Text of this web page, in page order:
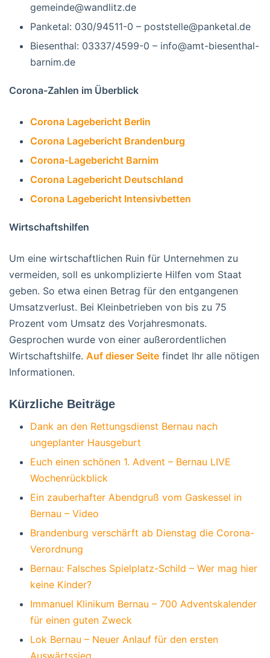
gemeinde@wandlitz.de
Panketal: 030/94511-0 – poststelle@panketal.de
Biesenthal: 03337/4599-0 – info@amt-biesenthal-
barnim.de
Corona-Zahlen im Überblick
Corona Lagebericht Berlin
Corona Lagebericht Brandenburg
Corona-Lagebericht Barnim
Corona Lagebericht Deutschland
Corona Lagebericht Intensivbetten
Wirtschaftshilfen
Um eine wirtschaftlichen Ruin für Unternehmen zu
vermeiden, soll es unkomplizierte Hilfen vom Staat
geben. So etwa einen Betrag für den entgangenen
Umsatzverlust. Bei Kleinbetrieben von bis zu 75
Prozent vom Umsatz des Vorjahresmonats.
Gesprochen wurde von einer außerordentlichen
Wirtschaftshilfe. Auf dieser Seite findet Ihr alle nötigen
Informationen.
Kürzliche Beiträge
Dank an den Rettungsdienst Bernau nach
ungeplanter Hausgeburt
Euch einen schönen 1. Advent – Bernau LIVE
Wochenrückblick
Ein zauberhafter Abendgruß vom Gaskessel in
Bernau – Video
Brandenburg verschärft ab Dienstag die Corona-
Verordnung
Bernau: Falsches Spielplatz-Schild – Wer mag hier
keine Kinder?
Immanuel Klinikum Bernau – 700 Adventskalender
für einen guten Zweck
Lok Bernau – Neuer Anlauf für den ersten
Auswärtssieg